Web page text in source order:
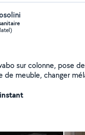
sur colonne, pose de
mélangeur par